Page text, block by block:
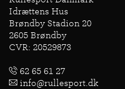
Idrættens Hus
Brøndby Stadion 20
2605 Brøndby
CVR: 20529873
62 65 61 27
info@rullesport.dk